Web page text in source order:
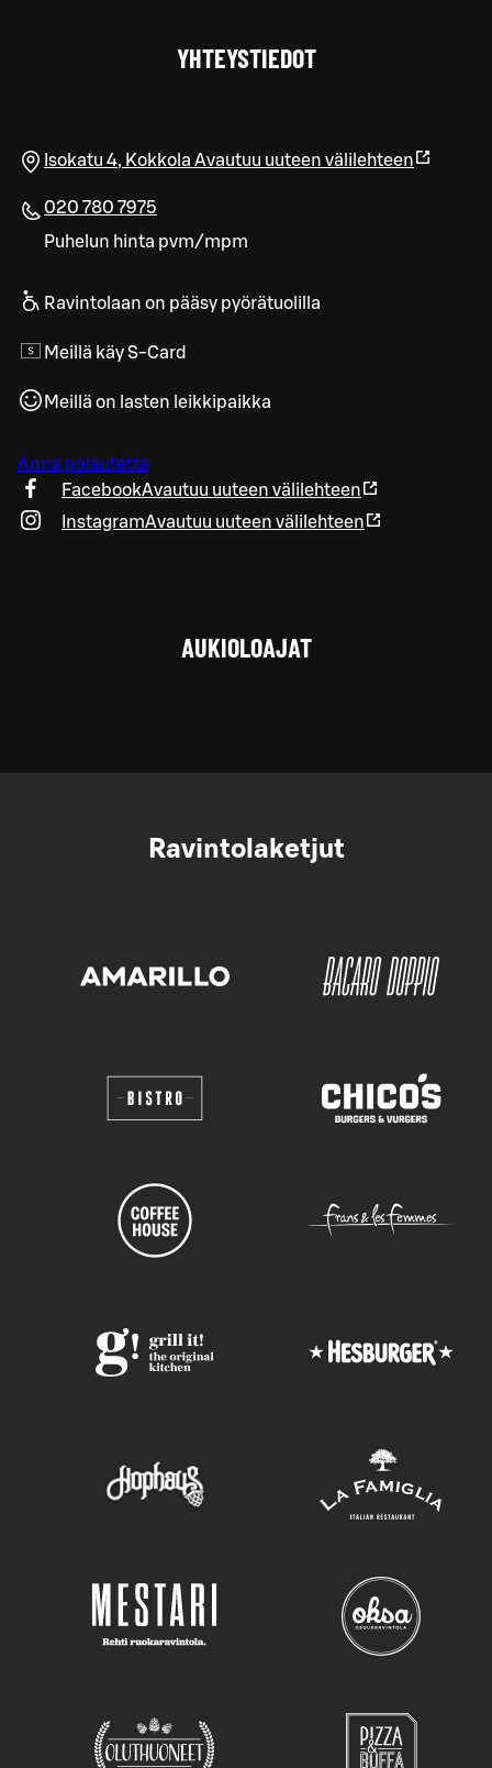
YHTEYSTIEDOT
Isokatu 4, Kokkola Avautuu uuteen välilehteen
020 780 7975
Puhelun hinta pvm/mpm
Ravintolaan on pääsy pyörätuolilla
Meillä käy S-Card
Meillä on lasten leikkipaikka
Anna palautetta
FacebookAvautuu uuteen välilehteen
InstagramAvautuu uuteen välilehteen
AUKIOLOAJAT
Ravintolaketjut